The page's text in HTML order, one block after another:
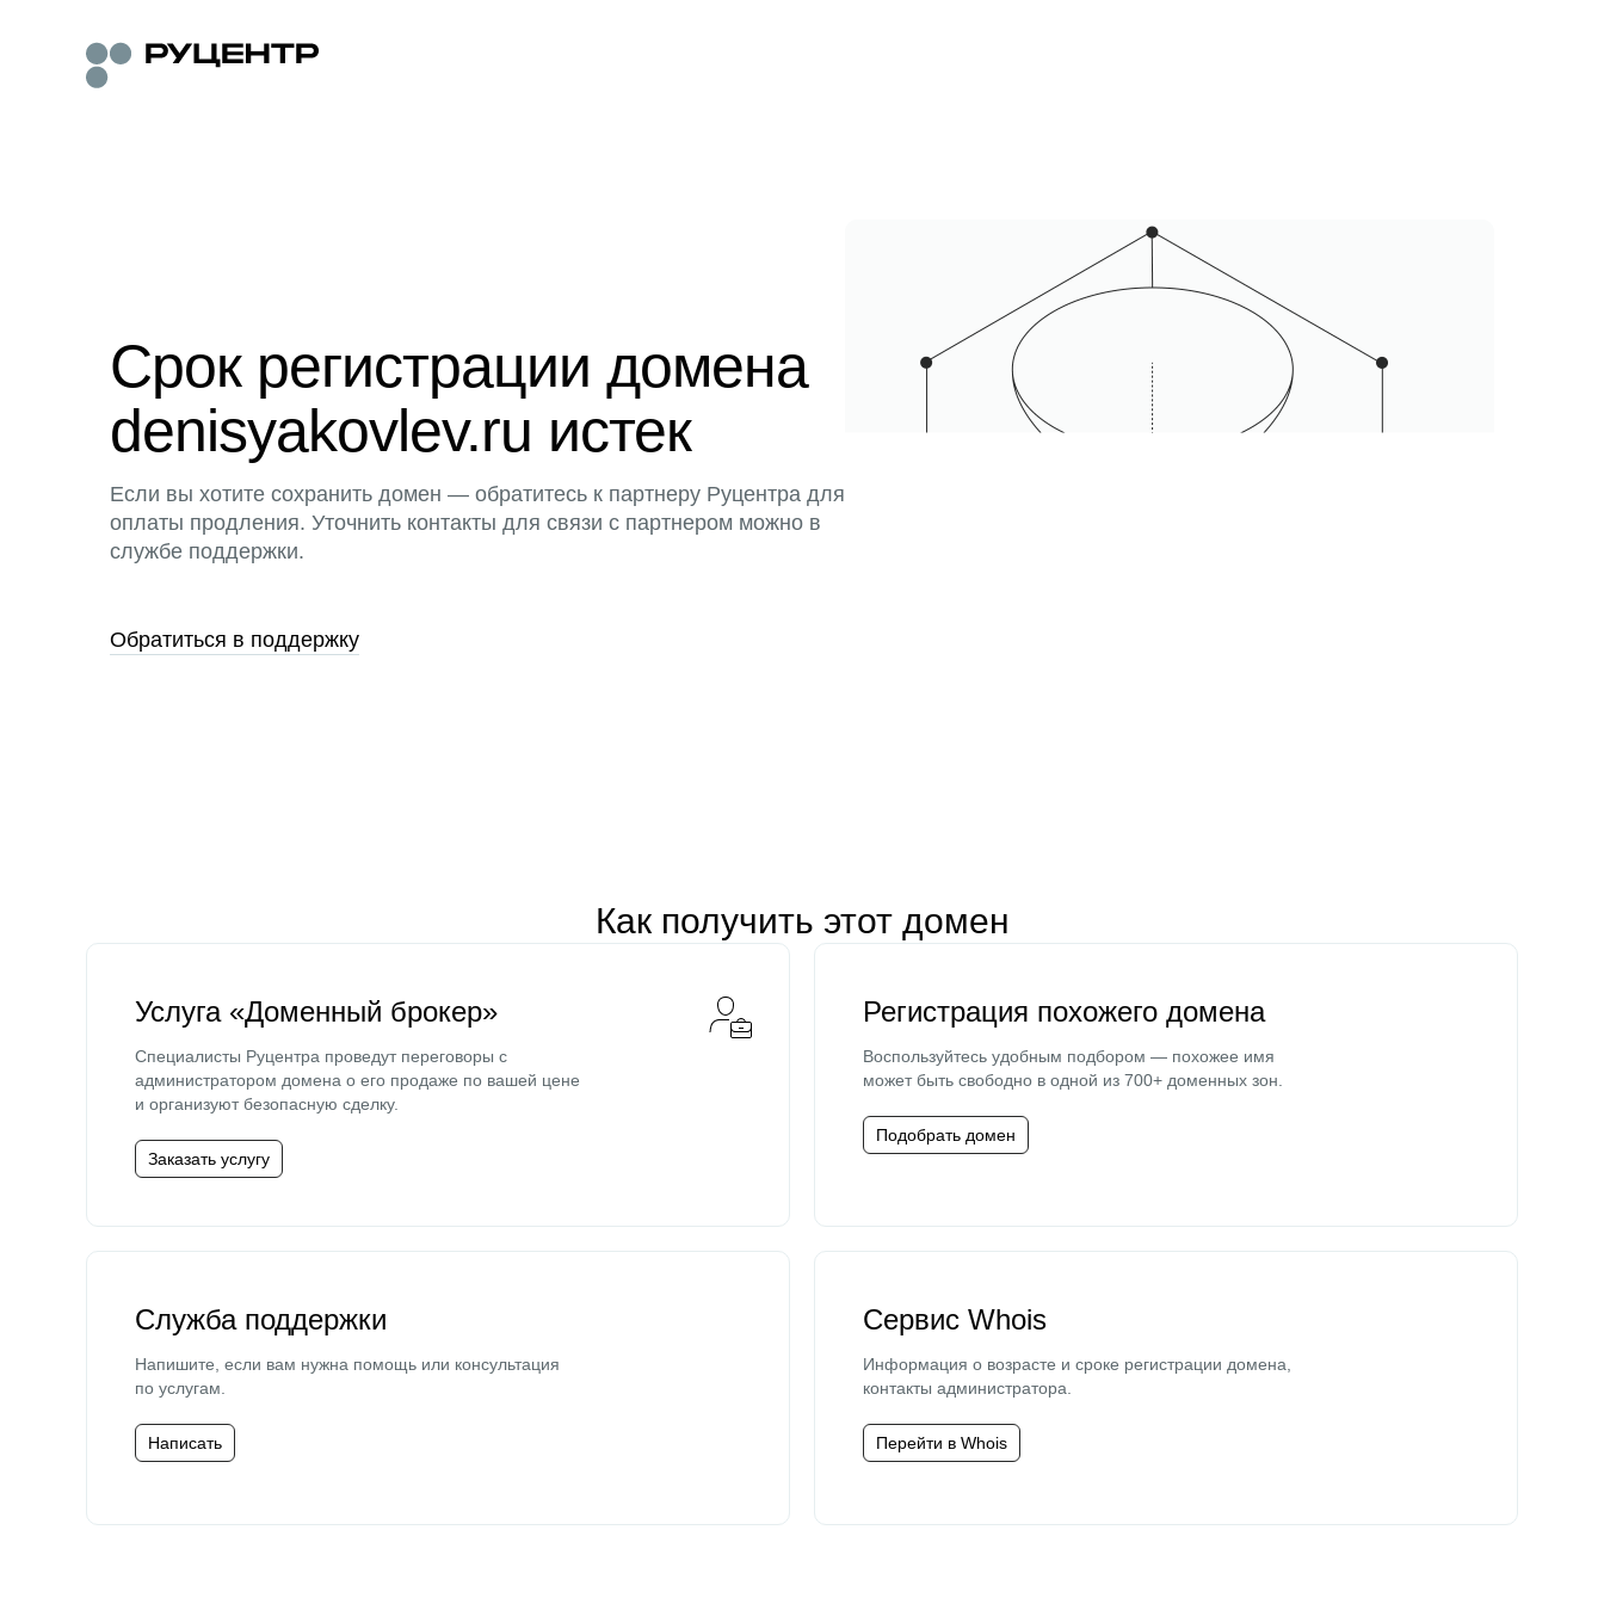
Срок регистрации домена
denisyakovlev.ru истек
Если вы хотите сохранить домен — обратитесь к партнеру Руцентра для
оплаты продления. Уточнить контакты для связи с партнером можно в
службе поддержки.
Обратиться в поддержку
Как получить этот домен
Услуга «Доменный брокер»
Специалисты Руцентра проведут переговоры с
администратором домена о его продаже по вашей цене
и организуют безопасную сделку.
Заказать услугу
Регистрация похожего домена
Воспользуйтесь удобным подбором — похожее имя
может быть свободно в одной из 700+ доменных зон.
Подобрать домен
Служба поддержки
Напишите, если вам нужна помощь или консультация
по услугам.
Написать
Сервис Whois
Информация о возрасте и сроке регистрации домена,
контакты администратора.
Перейти в Whois